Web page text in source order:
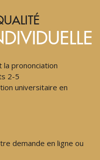
la prononciation
2-5
universitaire en
demande en ligne ou